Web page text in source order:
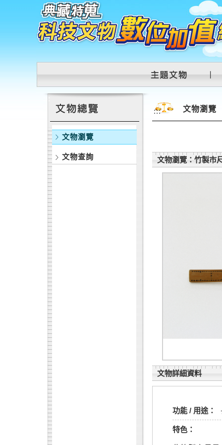
跳到主要內容區塊
文物瀏覽
文物查詢
::: 文物瀏覽
文物瀏覽：竹製市
文物詳細資料
功能 / 用途：
特色：